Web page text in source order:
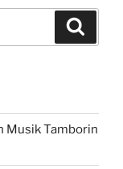
Musik Tamborin